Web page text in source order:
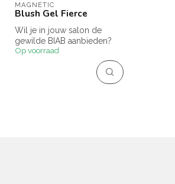
MAGNETIC
Blush Gel Fierce
Wil je in jouw salon de
gewilde BIAB aanbieden?
Blush Gels zijn hiervoor de
Op voorraad